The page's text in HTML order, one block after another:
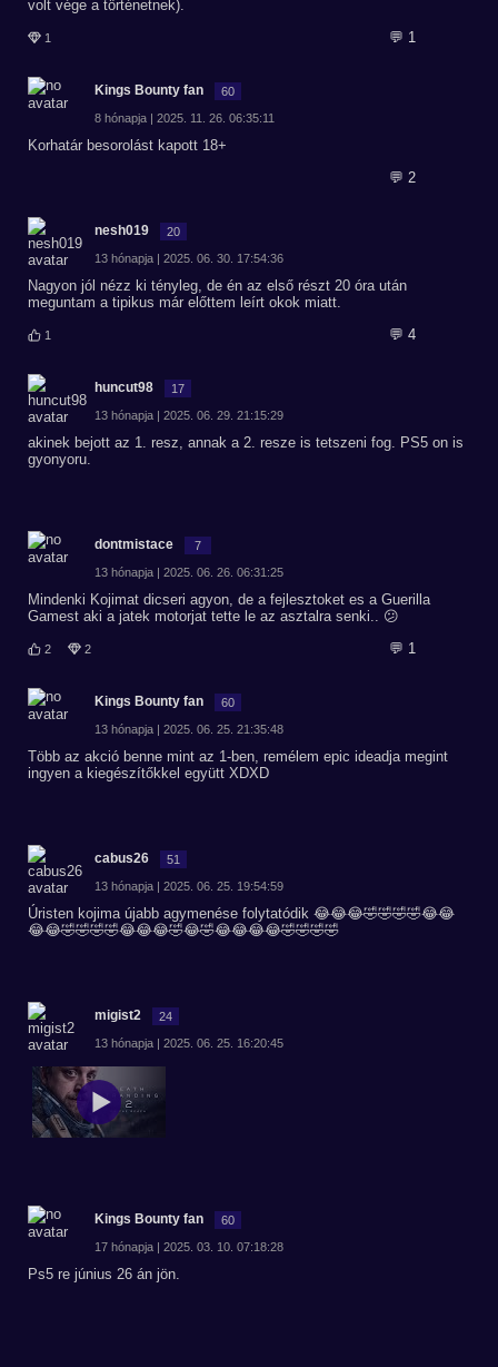
volt vége a történetnek).
1 💬 1
Kings Bounty fan 60
8 hónapja | 2025. 11. 26. 06:35:11
Korhatár besorolást kapott 18+
💬 2
nesh019 20
13 hónapja | 2025. 06. 30. 17:54:36
Nagyon jól nézz ki tényleg, de én az első részt 20 óra után
meguntam a tipikus már előttem leírt okok miatt.
1 💬 4
huncut98 17
13 hónapja | 2025. 06. 29. 21:15:29
akinek bejott az 1. resz, annak a 2. resze is tetszeni fog. PS5 on is
gyonyoru.
dontmistace 7
13 hónapja | 2025. 06. 26. 06:31:25
Mindenki Kojimat dicseri agyon, de a fejlesztoket es a Guerilla
Gamest aki a jatek motorjat tette le az asztalra senki.. 😕
2 2 💬 1
Kings Bounty fan 60
13 hónapja | 2025. 06. 25. 21:35:48
Több az akció benne mint az 1-ben, remélem epic ideadja megint
ingyen a kiegészítőkkel együtt XDXD
cabus26 51
13 hónapja | 2025. 06. 25. 19:54:59
Úristen kojima újabb agymenése folytatódik 😂😂😂🤣🤣🤣🤣😂😂
😂😂🤣🤣🤣🤣😂😂😂🤣😂🤣😂😂😂😂🤣🤣🤣🤣
migist2 24
13 hónapja | 2025. 06. 25. 16:20:45
Kings Bounty fan 60
17 hónapja | 2025. 03. 10. 07:18:28
Ps5 re június 26 án jön.